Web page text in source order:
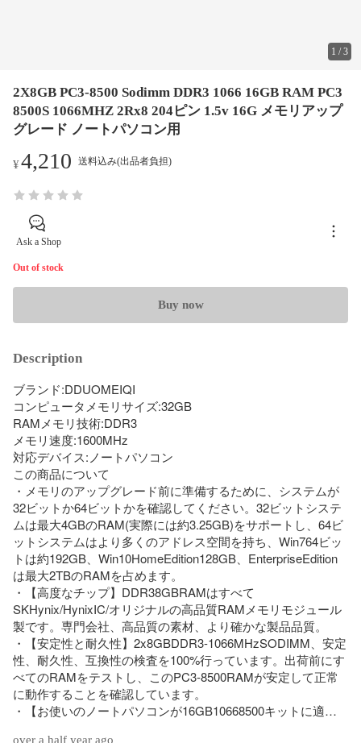
1 /3
2X8GB PC3-8500 Sodimm DDR3 1066 16GB RAM PC3
8500S 1066MHZ 2Rx8 204ピン 1.5v 16G メモリアップ
グレード ノートパソコン用
¥4,210 送料込み(出品者負担)
Ask a Shop
Out of stock
Buy now
Description
ブランド:DDUOMEIQI
コンピュータメモリサイズ:32GB
RAMメモリ技術:DDR3
メモリ速度:1600MHz
対応デバイス:ノートパソコン
この商品について
・メモリのアップグレード前に準備するために、システムが
32ビットか64ビットかを確認してください。32ビットシステ
ムは最大4GBのRAM(実際には約3.25GB)をサポートし、64ビ
ットシステムはより多くのアドレス空間を持ち、Win764ビッ
トは約192GB、Win10HomeEdition128GB、EnterpriseEdition
は最大2TBのRAMを占めます。
・【高度なチップ】DDR38GBRAMはすべて
SKHynix/HynixIC/オリジナルの高品質RAMメモリモジュール
製です。専門会社、高品質の素材、より確かな製品品質。
・【安定性と耐久性】2x8GBDDR3-1066MHzSODIMM、安定
性、耐久性、互換性の検査を100%行っています。出荷前にす
べてのRAMをテストし、このPC3-8500RAMが安定して正常
に動作することを確認しています。
・【お使いのノートパソコンが16GB10668500キットに適合
over a half year ago